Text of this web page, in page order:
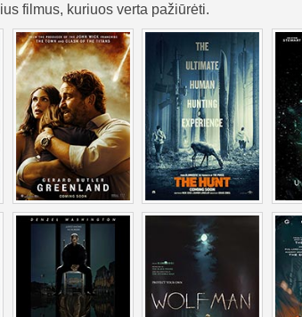
filmus, kuriuos verta pažiūrėti.